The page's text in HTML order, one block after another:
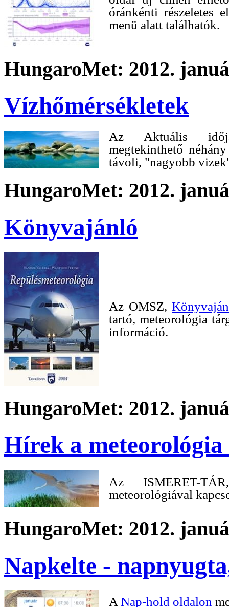
óránkénti részeletes
menü alatt találhatók.
HungaroMet: 2012.
Vízhőmérsékletek
Az Aktuális
megtekinthető
távoli, "nagyobb
HungaroMet: 2012.
Könyvajánló
Az OMSZ,
tartó, meteorológia
információ.
HungaroMet: 2012.
Hírek a
Az ISMERET-
meteorológiával
HungaroMet: 2012.
Napkelte -
A Nap-hold oldalon